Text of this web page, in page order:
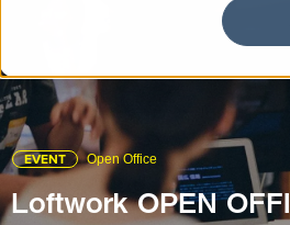
EVENT Open Office
Loftwork OPEN